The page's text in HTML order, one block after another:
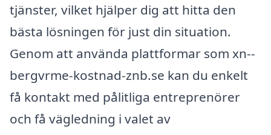
tjänster, vilket hjälper dig att hitta den
bästa lösningen för just din situation.
Genom att använda plattformar som xn--
bergvrme-kostnad-znb.se kan du enkelt
få kontakt med pålitliga entreprenörer
och få vägledning i valet av